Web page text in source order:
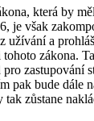
která by
je však
užívání a
zákona.
zastupování
pak bude dále
zůstane